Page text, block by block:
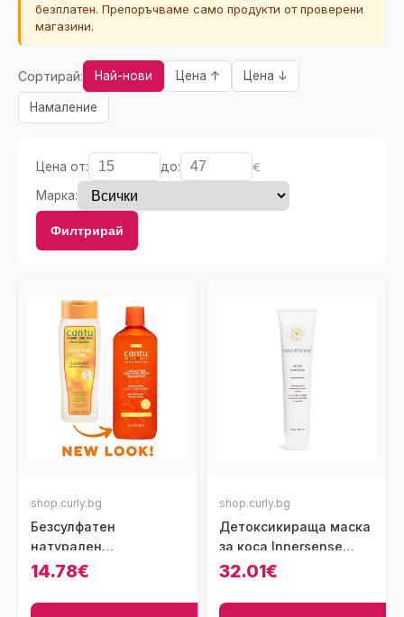
безплатен. Препоръчваме само продукти от проверени
магазини.
Сортирай: Най-нови Цена ↑ Цена ↓
Намаление
Цена от: до: €
Марка:
Филтрирай
shop.curly.bg
Безсулфатен
натурален
дълбокопочистващ
Cleansing Cream
14.78€
shop.curly.bg
Детоксикираща маска
за коса Innersense
Detox Hair Mask, 118 мл
32.01€